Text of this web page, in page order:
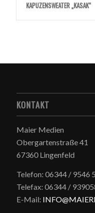
KAPUZENSWEATER „KASAK“
KONTAKT
Maier Medien
Obergartenstraße 41
67360 Lingenfeld
Telefon: 06344 / 9546
Telefax: 06344 /
E-Mail: